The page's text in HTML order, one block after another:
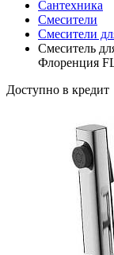
Сантехника
Смесители
Смесители
Смеситель
Флоренция
Доступно в кредит